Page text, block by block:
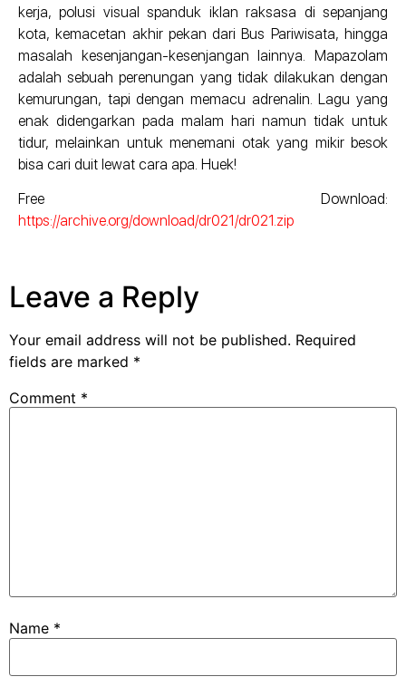
kerja, polusi visual spanduk iklan raksasa di sepanjang
kota, kemacetan akhir pekan dari Bus Pariwisata, hingga
masalah kesenjangan-kesenjangan lainnya. Mapazolam
adalah sebuah perenungan yang tidak dilakukan dengan
kemurungan, tapi dengan memacu adrenalin. Lagu yang
enak didengarkan pada malam hari namun tidak untuk
tidur, melainkan untuk menemani otak yang mikir besok
bisa cari duit lewat cara apa. Huek!
Free Download:
https://archive.org/download/dr021/dr021.zip
Leave a Reply
Your email address will not be published. Required
fields are marked *
Comment *
Name *